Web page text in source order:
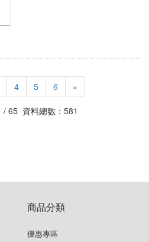
4 5 6 »
/ 65 資料總數：581
商品分類
優惠專區